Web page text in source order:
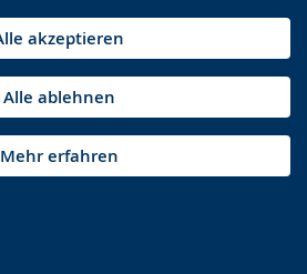
akzeptieren
Alle ablehnen
Mehr erfahren